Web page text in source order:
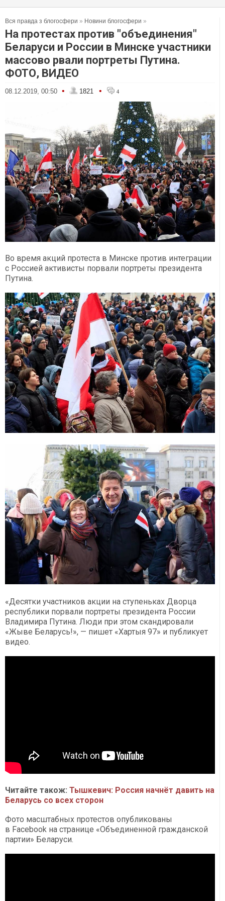
Вся правда з блогосфери » Новини блогосфери »
На протестах против "объединения"
Беларуси и России в Минске участники
массово рвали портреты Путина.
ФОТО, ВИДЕО
08.12.2019, 00:50 • 1821 • 4
Во время акций протеста в Минске против интеграции
с Россией активисты порвали портреты президента
Путина.
«Десятки участников акции на ступеньках Дворца
республики порвали портреты президента России
Владимира Путина. Люди при этом скандировали
«Жыве Беларусь!», — пишет «Хартыя 97» и публикует
видео.
Читайте також: Тышкевич: Россия начнёт давить на
Беларусь со всех сторон
Фото масштабных протестов опубликованы
в Facebook на странице «Объединенной гражданской
партии» Беларуси.